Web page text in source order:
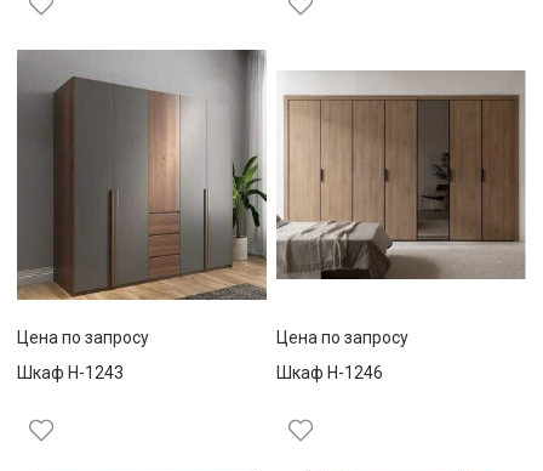
Цена по запросу
Шкаф Н-1243
Цена по запросу
Шкаф Н-1246